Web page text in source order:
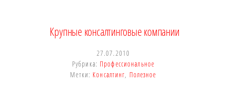
Крупные консалтинговые компании
27.07.2010
Рубрика: Профессиональное
Метки: Консалтинг Полезное